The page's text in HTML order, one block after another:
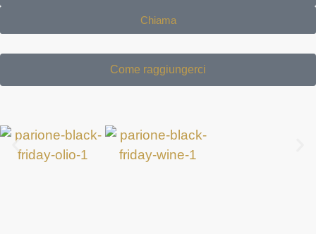
Chiama
Come raggiungerci